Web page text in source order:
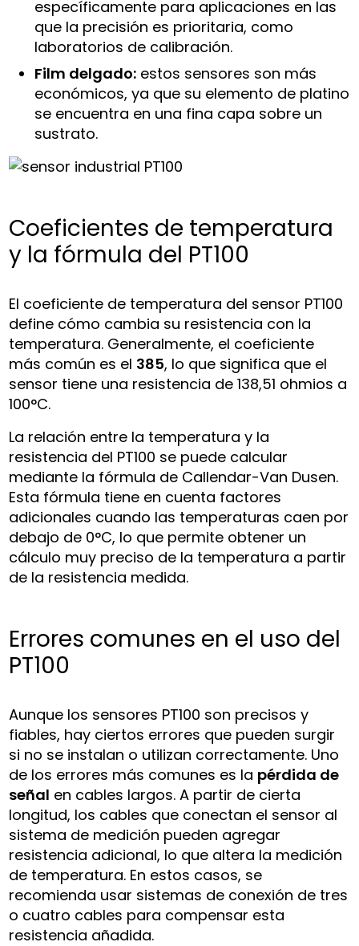
específicamente para aplicaciones en las
que la precisión es prioritaria, como
laboratorios de calibración.
Film delgado: estos sensores son más
económicos, ya que su elemento de platino
se encuentra en una fina capa sobre un
sustrato.
Coeficientes de temperatura
y la fórmula del PT100
El coeficiente de temperatura del sensor PT100
define cómo cambia su resistencia con la
temperatura. Generalmente, el coeficiente
más común es el 385, lo que significa que el
sensor tiene una resistencia de 138,51 ohmios a
100°C.
La relación entre la temperatura y la
resistencia del PT100 se puede calcular
mediante la fórmula de Callendar-Van Dusen.
Esta fórmula tiene en cuenta factores
adicionales cuando las temperaturas caen por
debajo de 0°C, lo que permite obtener un
cálculo muy preciso de la temperatura a partir
de la resistencia medida.
Errores comunes en el uso del
PT100
Aunque los sensores PT100 son precisos y
fiables, hay ciertos errores que pueden surgir
si no se instalan o utilizan correctamente. Uno
de los errores más comunes es la pérdida de
señal en cables largos. A partir de cierta
longitud, los cables que conectan el sensor al
sistema de medición pueden agregar
resistencia adicional, lo que altera la medición
de temperatura. En estos casos, se
recomienda usar sistemas de conexión de tres
o cuatro cables para compensar esta
resistencia añadida.